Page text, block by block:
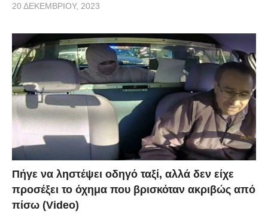
20 ΔΕΚΕΜΒΡΊΟΥ, 2023
Πήγε να ληστέψει οδηγό ταξί, αλλά δεν είχε
προσέξει το όχημα που βρισκόταν ακριβώς από
πίσω (Video)